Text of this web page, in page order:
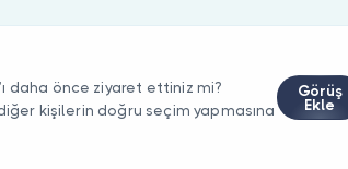
daha önce ziyaret ettiniz mi?
kişilerin doğru seçim yapmasına
Görüş
Ekle